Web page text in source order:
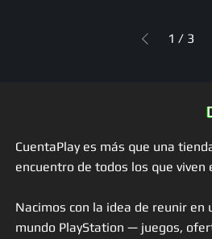
1 / 3
CuentaPlay es más que una
encuentro de todos los que viven
Nacimos con la idea de reunir en
mundo PlayStation — juegos,